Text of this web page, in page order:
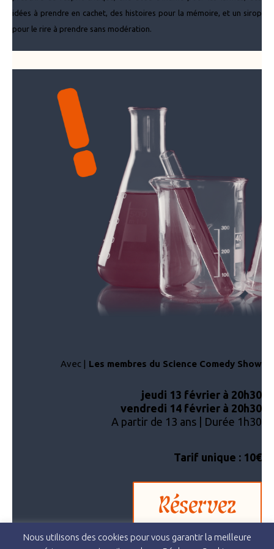
idées à prendre en cachet, des histoires pour la mémoire, et un sirop
pour le rire à prendre sans modération.
Avec | Les membres du Science Comedy Show
jeudi 13 février à 20h30
vendredi 14 février à 20h30
A partir de 13 ans | Durée 1h30
Tarif unique : 10€
Réservez
Nous utilisons des cookies pour vous garantir la meilleure